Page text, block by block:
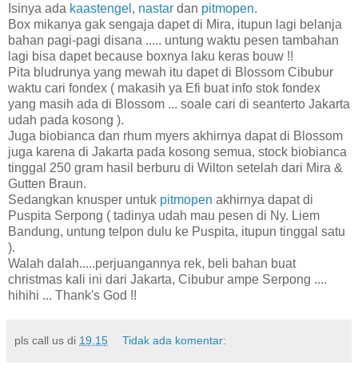
Isinya ada kaastengel , nastar dan pitmopen.
Box mikanya gak sengaja dapet di Mira, itupun lagi belanja
bahan pagi-pagi disana ..... untung waktu pesen tambahan
lagi bisa dapet because boxnya laku keras bouw !!
Pita bludrunya yang mewah itu dapet di Blossom Cibubur
waktu cari fondex ( makasih ya Efi buat info stok fondex
yang masih ada di Blossom ... soale cari di seanterto Jakarta
udah pada kosong ).
Juga biobianca dan rhum myers akhirnya dapat di Blossom
juga karena di Jakarta pada kosong semua, stock biobianca
tinggal 250 gram hasil berburu di Wilton setelah dari Mira &
Gutten Braun.
Sedangkan knusper untuk pitmopen akhirnya dapat di
Puspita Serpong ( tadinya udah mau pesen di Ny. Liem
Bandung, untung telpon dulu ke Puspita, itupun tinggal satu
).
Walah dalah.....perjuangannya rek, beli bahan buat
christmas kali ini dari Jakarta, Cibubur ampe Serpong ....
hihihi ... Thank's God !!
pls call us di 19.15 Tidak ada komentar: